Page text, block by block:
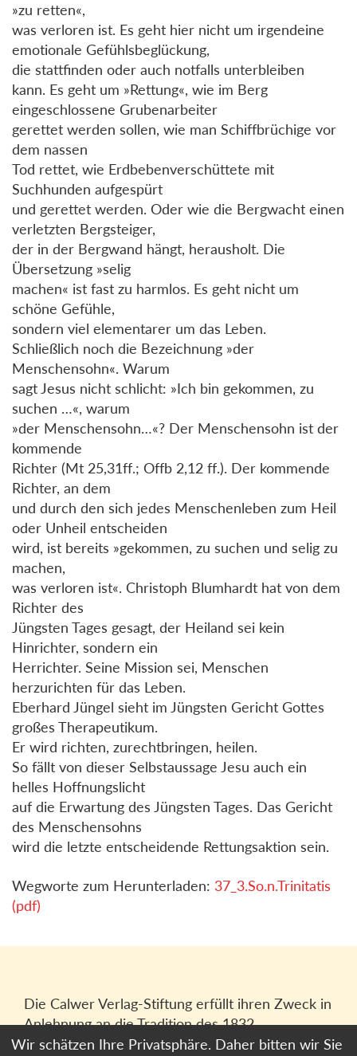
»zu retten«,
was verloren ist. Es geht hier nicht um irgendeine
emotionale Gefühlsbeglückung,
die stattfinden oder auch notfalls unterbleiben
kann. Es geht um »Rettung«, wie im Berg
eingeschlossene Grubenarbeiter
gerettet werden sollen, wie man Schiffbrüchige vor
dem nassen
Tod rettet, wie Erdbebenverschüttete mit
Suchhunden aufgespürt
und gerettet werden. Oder wie die Bergwacht einen
verletzten Bergsteiger,
der in der Bergwand hängt, herausholt. Die
Übersetzung »selig
machen« ist fast zu harmlos. Es geht nicht um
schöne Gefühle,
sondern viel elementarer um das Leben.
Schließlich noch die Bezeichnung »der
Menschensohn«. Warum
sagt Jesus nicht schlicht: »Ich bin gekommen, zu
suchen …«, warum
»der Menschensohn…«? Der Menschensohn ist der
kommende
Richter (Mt 25,31ff.; Offb 2,12 ff.). Der kommende
Richter, an dem
und durch den sich jedes Menschenleben zum Heil
oder Unheil entscheiden
wird, ist bereits »gekommen, zu suchen und selig zu
machen,
was verloren ist«. Christoph Blumhardt hat von dem
Richter des
Jüngsten Tages gesagt, der Heiland sei kein
Hinrichter, sondern ein
Herrichter. Seine Mission sei, Menschen
herzurichten für das Leben.
Eberhard Jüngel sieht im Jüngsten Gericht Gottes
großes Therapeutikum.
Er wird richten, zurechtbringen, heilen.
So fällt von dieser Selbstaussage Jesu auch ein
helles Hoffnungslicht
auf die Erwartung des Jüngsten Tages. Das Gericht
des Menschensohns
wird die letzte entscheidende Rettungsaktion sein.
Wegworte zum Herunterladen: 37_3.So.n.Trinitatis
(pdf)
Die Calwer Verlag-Stiftung erfüllt ihren Zweck in
Anlehnung an die Tradition des 1832
gegründeten Calwer Verlagsvereins, der
Wir schätzen Ihre Privatsphäre. Daher bitten wir Sie